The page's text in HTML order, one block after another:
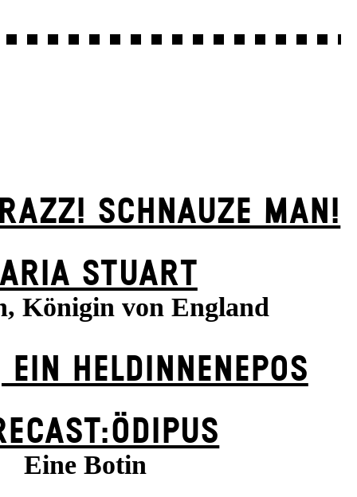
SCHNAUZE MAN!
STUART
Königin von England
HELDINNENEPOS
Eine Botin